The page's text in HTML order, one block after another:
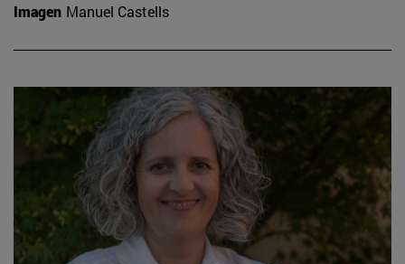
Imagen Manuel Castells